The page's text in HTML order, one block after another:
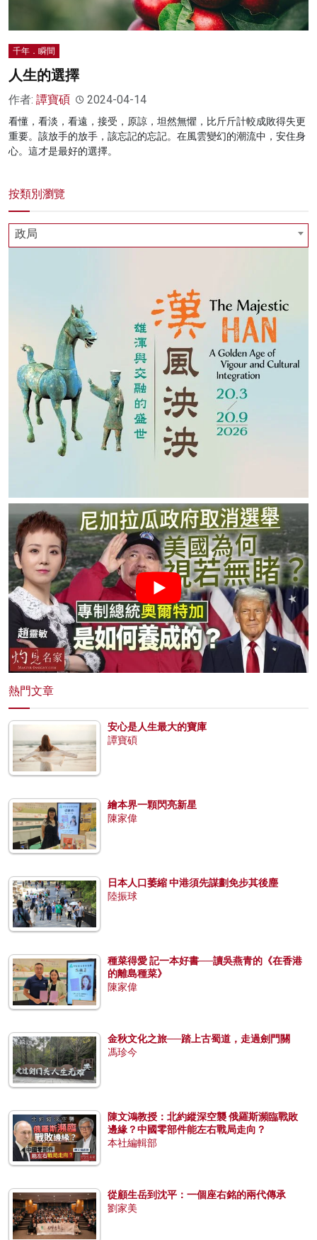
千年．瞬間
人生的選擇
作者: 譚寶碩 2024-04-14
看懂，看淡，看遠，接受，原諒，坦然無懼，比斤斤計較成敗得失更
重要。該放手的放手，該忘記的忘記。在風雲變幻的潮流中，安住身
心。這才是最好的選擇。
按類別瀏覽
政局
熱門文章
安心是人生最大的寶庫
譚寶碩
繪本界一顆閃亮新星
陳家偉
日本人口萎縮 中港須先謀劃免步其後塵
陸振球
種菜得愛 記一本好書──讀吳燕青的《在香港
的離島種菜》
陳家偉
金秋文化之旅──踏上古蜀道，走過劍門關
馮珍今
陳文鴻教授：北約縱深空襲 俄羅斯瀕臨戰敗
邊緣？中國零部件能左右戰局走向？
本社編輯部
從顧生岳到沈平：一個座右銘的兩代傳承
劉家美